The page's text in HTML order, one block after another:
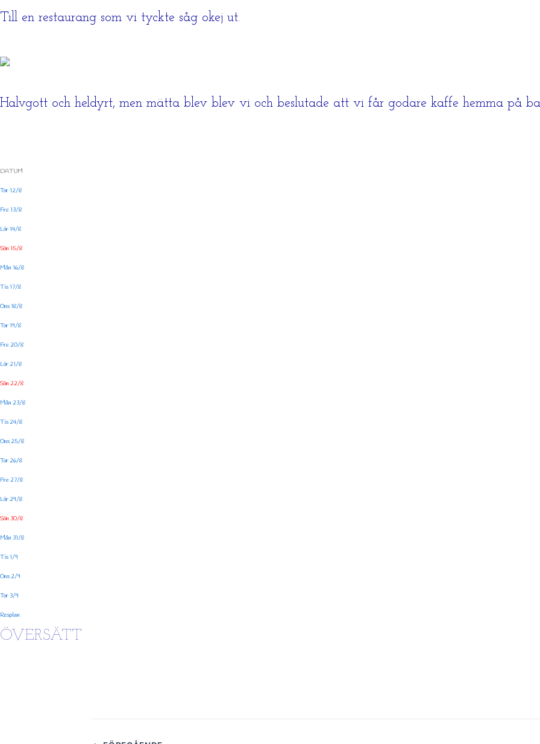
Till en restaurang som vi tyckte såg okej ut.
Halvgott och heldyrt, men mätta blev blev vi och beslutade att vi får godare kaffe hemma på
DATUM
Tor 12/8
Fre 13/8
Lör 14/8
Sön 15/8
Mån 16/8
Tis 17/8
Ons 18/8
Tor 19/8
Fre 20/8
Lör 21/8
Sön 22/8
Mån 23/8
Tis 24/8
Ons 25/8
Tor 26/8
Fre 27/8
Lör 29/8
Sön 30/8
Mån 31/8
Tis 1/9
Ons 2/9
Tor 3/9
Resplan
ÖVERSÄTT